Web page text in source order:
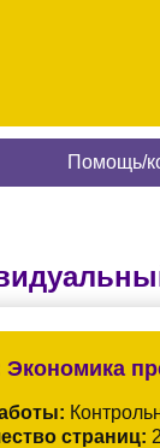
Помощь/
Экономика
страниц: